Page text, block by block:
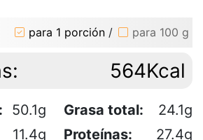
para 1 porción / para 100 g
564Kcal
50.1g Grasa total:
24.1g
11.4g Proteínas:
27.4g